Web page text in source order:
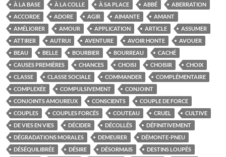
À LA BASE À LA COLLE À SA PLACE ABBÉ
ABERRATION
ACCORDE
ADORE AGIR AIMANTE
AMANT
AMÉLIORER
AMOUR APPLICATION ARTICLE
ASSUMER
ATTIRER
AUTRUI AVENTURE AVOIR HONTE
AVOUER
BEAU
BELLE BOURBIER BOURREAU
CACHÉ
CAUSES PREMIÈRES
CHANCES CHOISI CHOISIR
CHOIX
CLASSE
CLASSE SOCIALE COMMANDER
COMPLÉMENTAIRE
COMPLEXÉE
COMPULSIVEMENT
CONJOINT
CONJOINTS AMOUREUX
CONSCIENTS
COUPLE DE FORCE
COUPLES
COUPLES FORCÉS COUTEAU CRUEL
CULTIVE
DE VIES EN VIES
DÉCIDER DÉCOLLÉS
DÉFINITIVEMENT
DÉGRADATIONS MORALES
DEMEURER
DÉMONTE-PNEU
DÉSÉQUILIBRÉE
DÉSIRE DÉSORMAIS
DESTINS LOUPÉS